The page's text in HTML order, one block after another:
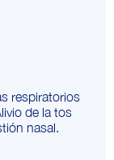
respiratorios
de la tos
nasal.